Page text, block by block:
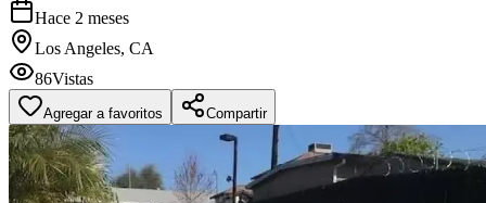
Hace 2 meses
Los Angeles, CA
86Vistas
Agregar a favoritos Compartir